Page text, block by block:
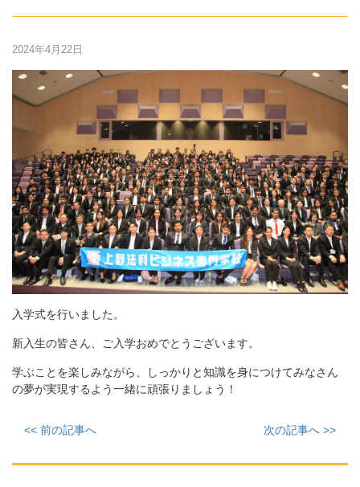
2024年4月22日
入学式を行いました。
新入生の皆さん、ご入学おめでとうございます。
学ぶことを楽しみながら、しっかりと知識を身につけてみなさん
の夢が実現するよう一緒に頑張りましょう！
<< 前の記事へ 次の記事へ >>